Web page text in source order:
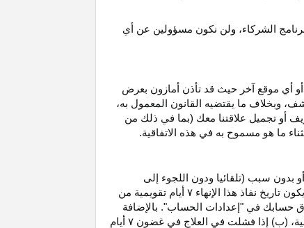
الشركاء، ولن نكون مسؤولين عن أي
أي موقع آخر حيث قد تأذن أمازون بعرض
وبخلاف ما يقتضيه القانون المعمول به،
أو تجميل علاقتنا معك (بما في ذلك من
ما هو مسموح به في هذه الاتفاقية.
بدون سبب (تلقائيا ودون اللجوء إلى
تاريخ نفاذ هذا الإنهاء ۷ أيام تقويمية من
حسابك في "إعدادات الحساب". بالإضافة
(ب) إذا فشلت في العلاج في غضون ۷ أيام